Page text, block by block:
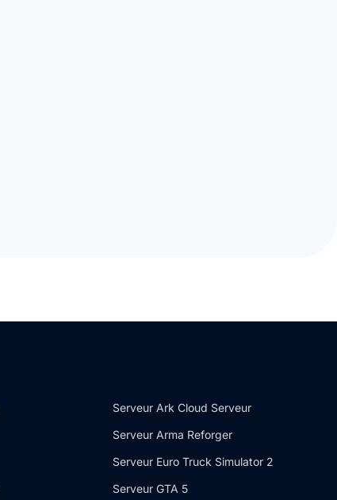
Serveur Ark Cloud Serveur
Serveur Arma Reforger
Serveur Euro Truck Simulator 2
Serveur GTA 5